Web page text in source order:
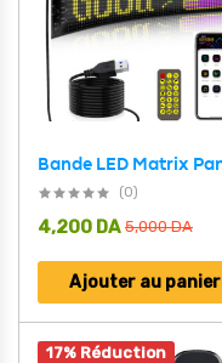
(0)
5,000DA
4,200 DA
Ajouter au panier
17% Réduction